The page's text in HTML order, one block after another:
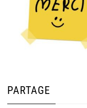
PARTAGE